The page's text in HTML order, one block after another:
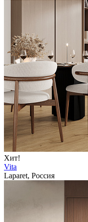
Хит!
Vita
Laparet, Россия